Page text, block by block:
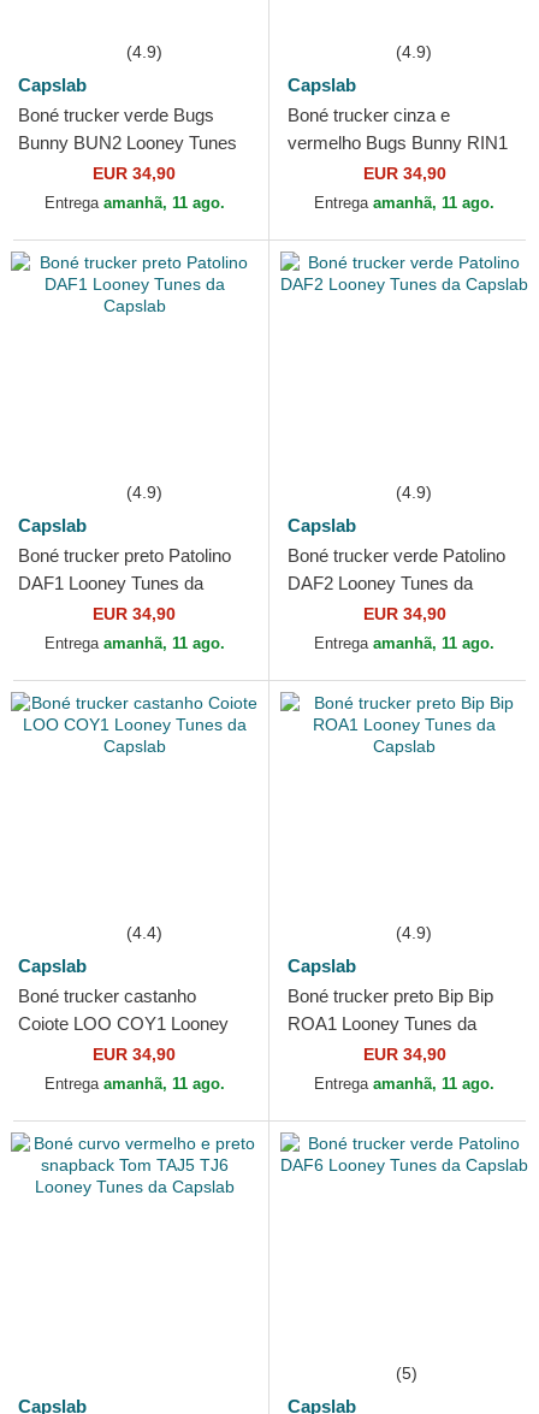
(4.9)
Capslab
Boné trucker verde Bugs
Bunny BUN2 Looney Tunes
da CapslabEUR 34,90
Entrega amanhã, 11 ago.
(4.9)
Capslab
Boné trucker cinza e
vermelho Bugs Bunny RIN1
Looney Tunes da Capslab
EUR 34,90
Entrega amanhã, 11 ago.
(4.9)
Capslab
Boné trucker preto Patolino
DAF1 Looney Tunes da
EUR 34,90
Entrega amanhã, 11 ago.
(4.9)
Capslab
Boné trucker verde Patolino
DAF2 Looney Tunes da
EUR 34,90
Entrega amanhã, 11 ago.
(4.4)
Capslab
Boné trucker castanho
Coiote LOO COY1 Looney
Tunes da Capslab
EUR 34,90
Entrega amanhã, 11 ago.
(4.9)
Capslab
Boné trucker preto Bip Bip
ROA1 Looney Tunes da
EUR 34,90
Entrega amanhã, 11 ago.
Capslab
(5)
Capslab